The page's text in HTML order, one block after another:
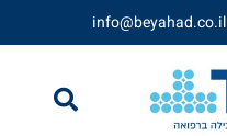
info@beyahad.co.il